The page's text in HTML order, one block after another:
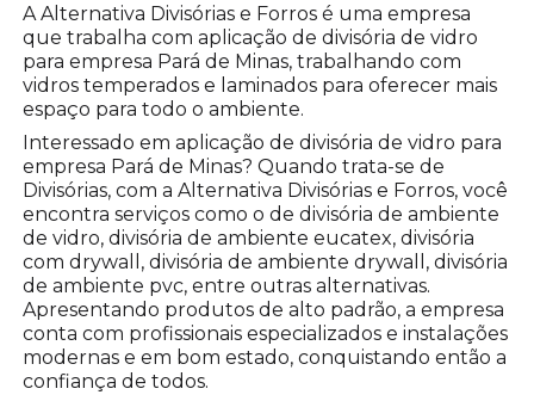
A Alternativa Divisórias e Forros é uma empresa
que trabalha com aplicação de divisória de vidro
para empresa Pará de Minas, trabalhando com
vidros temperados e laminados para oferecer mais
espaço para todo o ambiente.
Interessado em aplicação de divisória de vidro para
empresa Pará de Minas? Quando trata-se de
Divisórias, com a Alternativa Divisórias e Forros, você
encontra serviços como o de divisória de ambiente
de vidro, divisória de ambiente eucatex, divisória
com drywall, divisória de ambiente drywall, divisória
de ambiente pvc, entre outras alternativas.
Apresentando produtos de alto padrão, a empresa
conta com profissionais especializados e instalações
modernas e em bom estado, conquistando então a
confiança de todos.